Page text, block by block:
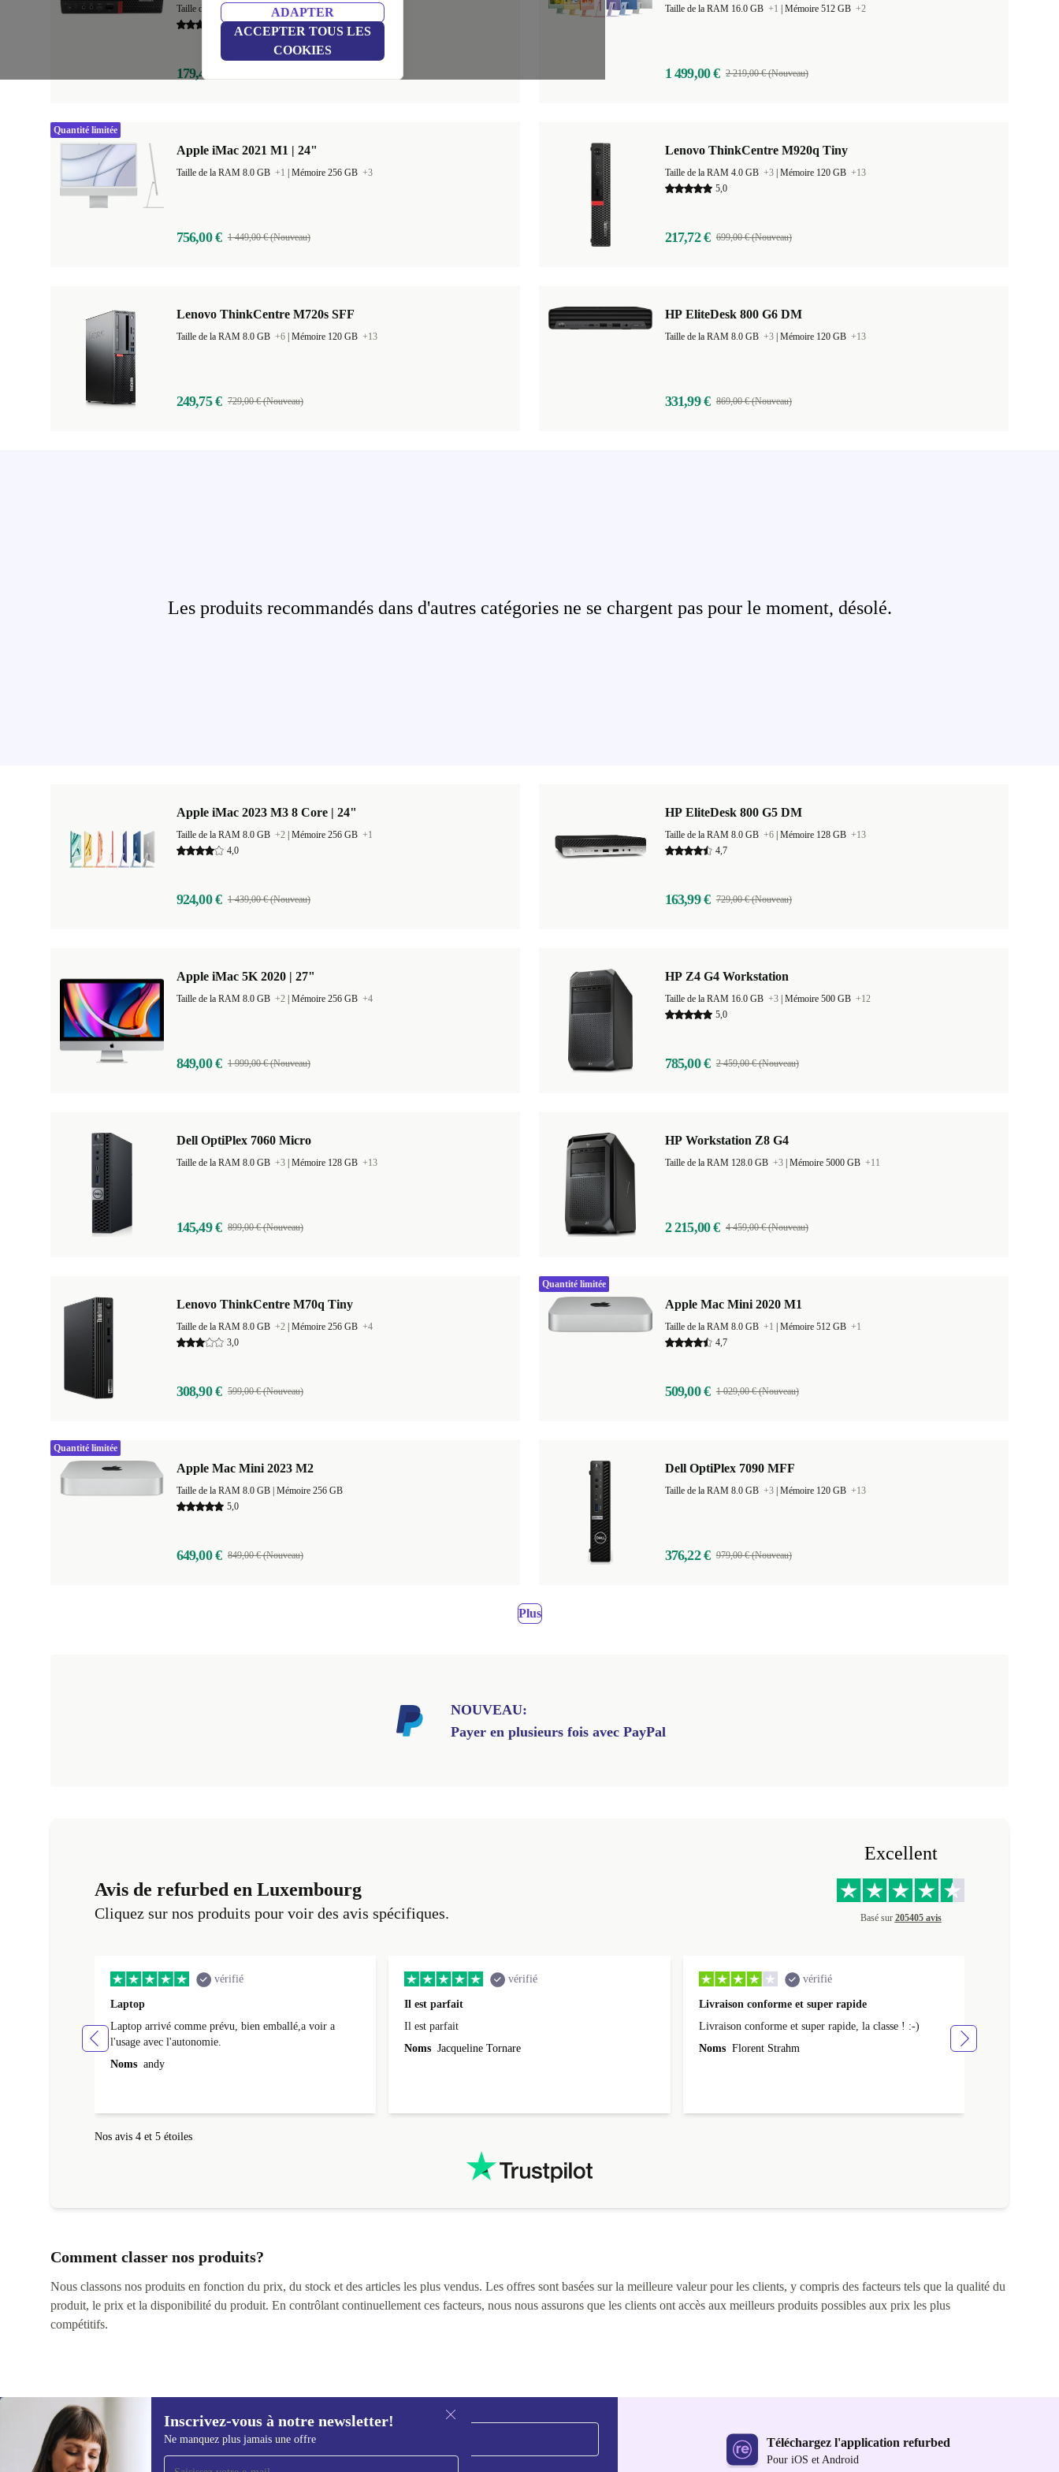
ADAPTER
ACCEPTER TOUS LES
COOKIES
Taille de la RAM 8.0 GB +3 | Mémoire 128 GB
5,0
179,49 €
Taille de la RAM 16.0 GB +1 Mémoire 512 GB +2
1 499,00 € 2 219,00 € (Nouveau)
Apple iMac 2021 M1 | 24"
Taille de la RAM 8.0 GB +1 Mémoire 256 GB +3
756,00 € 1 449,00 € (Nouveau)
Quantité limitée
Lenovo ThinkCentre M920q Tiny
Taille de la RAM 4.0 GB +3 Mémoire 120 GB +13
5,0
217,72 € 699,00 € (Nouveau)
Lenovo ThinkCentre M720s SFF
Taille de la RAM 8.0 GB +6 Mémoire 120 GB +13
249,75 € 729,00 € (Nouveau)
HP EliteDesk 800 G6 DM
Taille de la RAM 8.0 GB +3 Mémoire 120 GB +13
331,99 € 869,00 € (Nouveau)
Les produits recommandés dans d'autres catégories ne se chargent pas pour le moment, désolé.
Apple iMac 2023 M3 8 Core | 24"
Taille de la RAM 8.0 GB +2 Mémoire 256 GB +1
4,0
924,00 € 1 439,00 € (Nouveau)
HP EliteDesk 800 G5 DM
Taille de la RAM 8.0 GB +6 Mémoire 128 GB +13
4,7
163,99 € 729,00 € (Nouveau)
Apple iMac 5K 2020 | 27"
Taille de la RAM 8.0 GB +2 Mémoire 256 GB +4
849,00 € 1 999,00 € (Nouveau)
HP Z4 G4 Workstation
Taille de la RAM 16.0 GB +3 Mémoire 500 GB +12
5,0
785,00 € 2 459,00 € (Nouveau)
Dell OptiPlex 7060 Micro
Taille de la RAM 8.0 GB +3 Mémoire 128 GB +13
145,49 € 899,00 € (Nouveau)
HP Workstation Z8 G4
Taille de la RAM 128.0 GB +3 Mémoire 5000 GB +11
2 215,00 € 4 459,00 € (Nouveau)
Lenovo ThinkCentre M70q Tiny
Taille de la RAM 8.0 GB +2 Mémoire 256 GB +4
3,0
308,90 € 599,00 € (Nouveau)
Apple Mac Mini 2020 M1
Taille de la RAM 8.0 GB +1 Mémoire 512 GB +1
4,7
509,00 € 1 029,00 € (Nouveau)
Quantité limitée
Apple Mac Mini 2023 M2
Mémoire 256 GB
5,0
649,00 € 849,00 € (Nouveau)
Quantité limitée
Dell OptiPlex 7090 MFF
Taille de la RAM 8.0 GB +3 Mémoire 120 GB +13
376,22 € 979,00 € (Nouveau)
Plus
NOUVEAU:
Payer en plusieurs fois avec PayPal
Avis de refurbed en Luxembourg
Cliquez sur nos produits pour voir des avis spécifiques.
Excellent
Basé sur 205405 avis
vérifié
Laptop
Laptop arrivé comme prévu, bien emballé,a voir a
l'usage avec l'autonomie.
Noms andy
vérifié
Il est parfait
Il est parfait
Noms Jacqueline Tornare
vérifié
Livraison conforme et super rapide
Livraison conforme et super rapide, la classe ! :-)
Noms Florent Strahm
Nos avis 4 et 5 étoiles
Comment classer nos produits?
Nous classons nos produits en fonction du prix, du stock et des articles les plus vendus. Les offres sont basées sur la meilleure valeur pour les clients, y compris des facteurs tels que la qualité du
produit, le prix et la disponibilité du produit. En contrôlant continuellement ces facteurs, nous nous assurons que les clients ont accès aux meilleurs produits possibles aux prix les plus
compétitifs.
Inscrivez-vous à notre newsletter!
Ne manquez plus jamais une offre
Recevoir offres et infos de
Téléchargez l'application refurbed
Pour iOS et Android